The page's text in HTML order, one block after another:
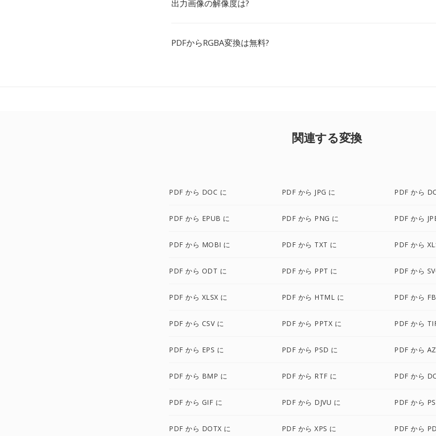
出力画像の解像度は?
PDFからRGBA変換は無料?
関連する変換
PDF から DOC に PDF から JPG に PDF から
PDF から EPUB に PDF から PNG に PDF から
PDF から MOBI に PDF から TXT に PDF から
PDF から ODT に PDF から PPT に PDF から
PDF から XLSX に PDF から HTML に PDF から
PDF から CSV に PDF から PPTX に PDF から
PDF から EPS に PDF から PSD に PDF から
PDF から BMP に PDF から RTF に PDF から
PDF から GIF に PDF から DJVU に PDF から
PDF から DOTX に PDF から XPS に PDF から